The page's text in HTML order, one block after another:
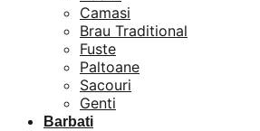
Camasi
Brau Traditional
Fuste
Paltoane
Sacouri
Genti
Barbati